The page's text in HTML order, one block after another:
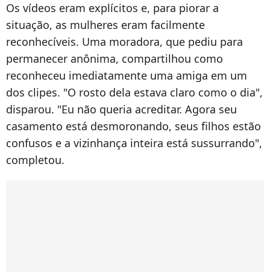
Os vídeos eram explícitos e, para piorar a
situação, as mulheres eram facilmente
reconhecíveis. Uma moradora, que pediu para
permanecer anônima, compartilhou como
reconheceu imediatamente uma amiga em um
dos clipes. "O rosto dela estava claro como o dia",
disparou. "Eu não queria acreditar. Agora seu
casamento está desmoronando, seus filhos estão
confusos e a vizinhança inteira está sussurrando",
completou.